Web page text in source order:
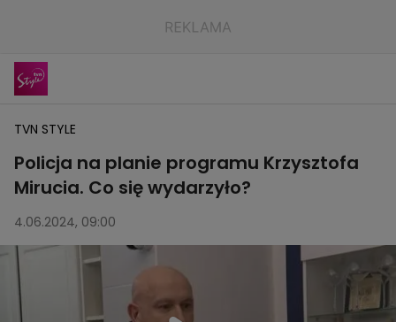
TVN STYLE
Policja na planie programu Krzysztofa
Mirucia. Co się wydarzyło?
4.06.2024, 09:00